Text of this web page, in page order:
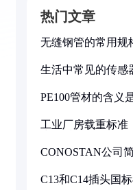
热门文章
无缝钢管的常用规
生活中常见的传感
PE100管材的含义
工业厂房载重标准
CONOSTAN公司
C13和C14插头国